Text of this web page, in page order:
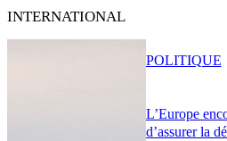
INTERNATIONAL
L’Europe
d’assurer la
POLITIQUE